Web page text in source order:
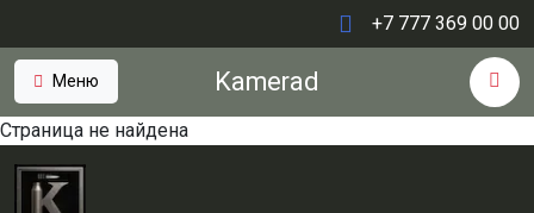
+7 777 369 00 00
Меню Kamerad
Страница не найдена